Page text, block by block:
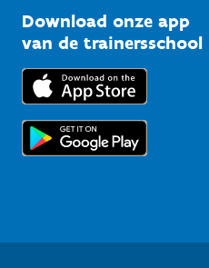
Bedrijven
Trainers en begeleiders
Topsporters
Kennisplatform
Downloads
Voor de pers
Download onze app
van de trainersschool